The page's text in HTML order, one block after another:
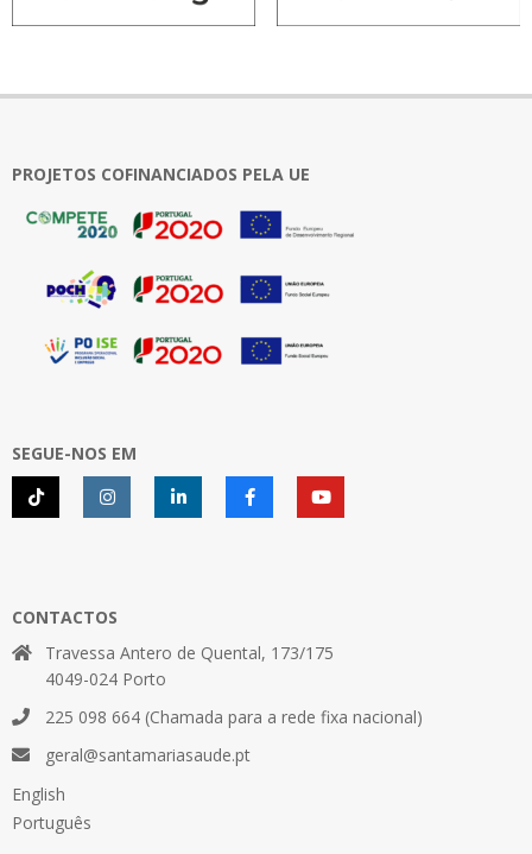
PROJETOS COFINANCIADOS PELA UE
SEGUE-NOS EM
CONTACTOS
Travessa Antero de Quental, 173/175
4049-024 Porto
225 098 664 (Chamada para a rede fixa nacional)
geral@santamariasaude.pt
English
Português